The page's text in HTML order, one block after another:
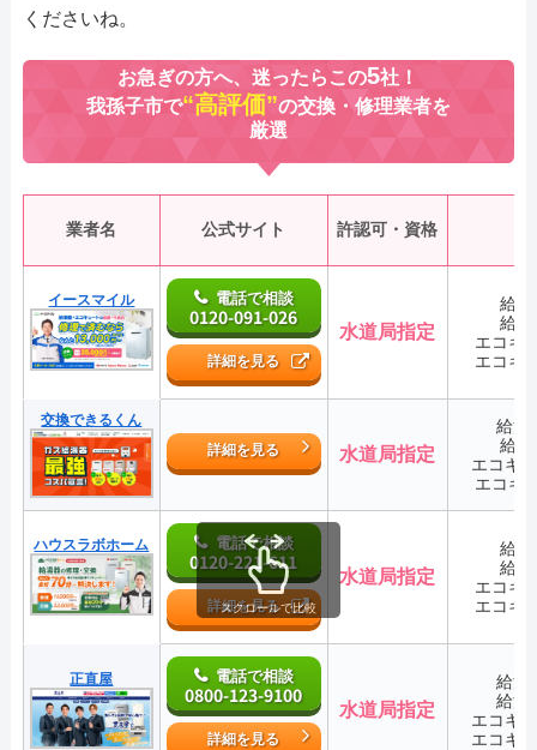
くださいね。
お急ぎの方へ、迷ったらこの5社！
我孫子市で“高評価”の交換・修理業者を
厳選
業者名 公式サイト 許認可・資格
イースマイル 電話で相談
0120-091-026
詳細を見る
水道局指定
給
給
エコキ
エコキ
交換できるくん
詳細を見る
水道局指定
給湯
給
エコキ
エコキ
ハウスラボホーム 電話で相談
0120-221-611
詳細を見る
水道局指定
給
給
エコキ
エコキ
正直屋 電話で相談
0800-123-9100
詳細を見る
水道局指定
給湯
給湯
エコキ
エコキ
スクロールで比較